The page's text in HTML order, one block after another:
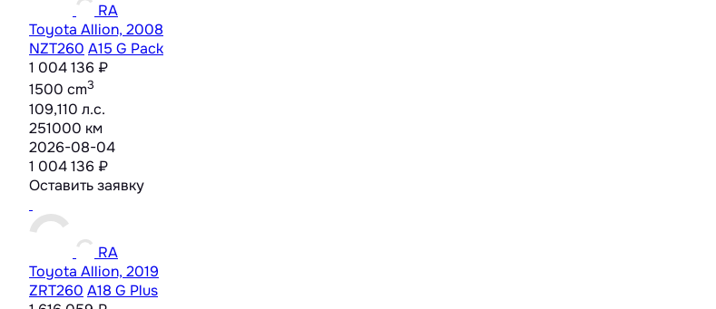
RA
Toyota Allion, 2008
NZT260 A15 G Pack
1 004 136 ₽
1500 cm3
109,110 л.с.
251000 км
2026-08-04
1 004 136 ₽
Оставить заявку
RA
Toyota Allion, 2019
ZRT260 A18 G Plus